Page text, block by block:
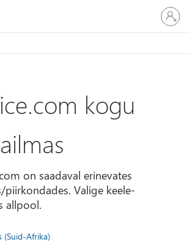
Logige
sisse
oma
kogu
on saadaval erinevates
piirkondades. Valige keele-
allpool.
(Suid-Afrika)